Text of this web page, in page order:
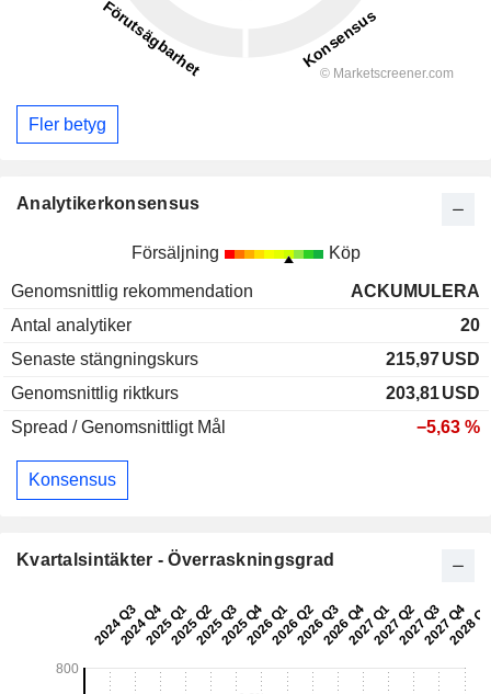
Fler betyg
Analytikerkonsensus
Försäljning Köp
Genomsnittlig rekommendation
ACKUMULERA
Antal analytiker
20
Senaste stängningskurs
215,97USD
Genomsnittlig riktkurs
203,81USD
Spread / Genomsnittligt Mål
−5,63 %
Konsensus
Kvartalsintäkter - Överraskningsgrad